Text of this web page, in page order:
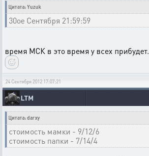
Цитата: Yuzuk
30ое Сентября 21:59:59
время МСК в это время у всех прибудет.
24 Сентября 2012 17:07:21
LTM
Цитата: darxy
стоимость мамки - 9/12/6
стоимость папки - 7/14/4